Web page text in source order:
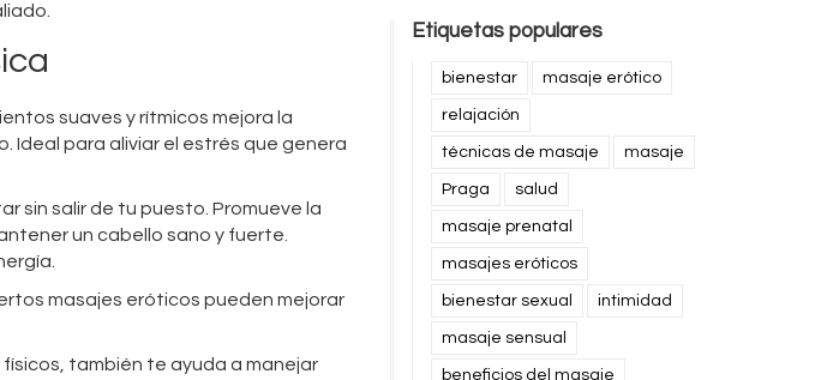
suaves y rítmicos mejora la
Ideal para aliviar el estrés que genera
sin salir de tu puesto. Promueve la
un cabello sano y fuerte.
masajes eróticos pueden mejorar
físicos, también te ayuda a manejar
Etiquetas populares
bienestar masaje erótico
relajación
técnicas de masaje masaje
Praga salud
masaje prenatal
masajes eróticos
bienestar sexual intimidad
masaje sensual
beneficios del masaje